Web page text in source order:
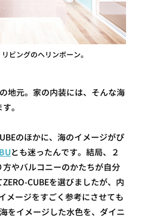
ビングのヘリンボーン。
地元。家の内装には、そんな海
。
のほかに、海のイメージがぴ
とも迷ったんです。結局、２
やバルコニーのかたちが自分
CUBEを選びましたが、内
メージをすごく参考にさせても
をイメージした水色を、ダイニ